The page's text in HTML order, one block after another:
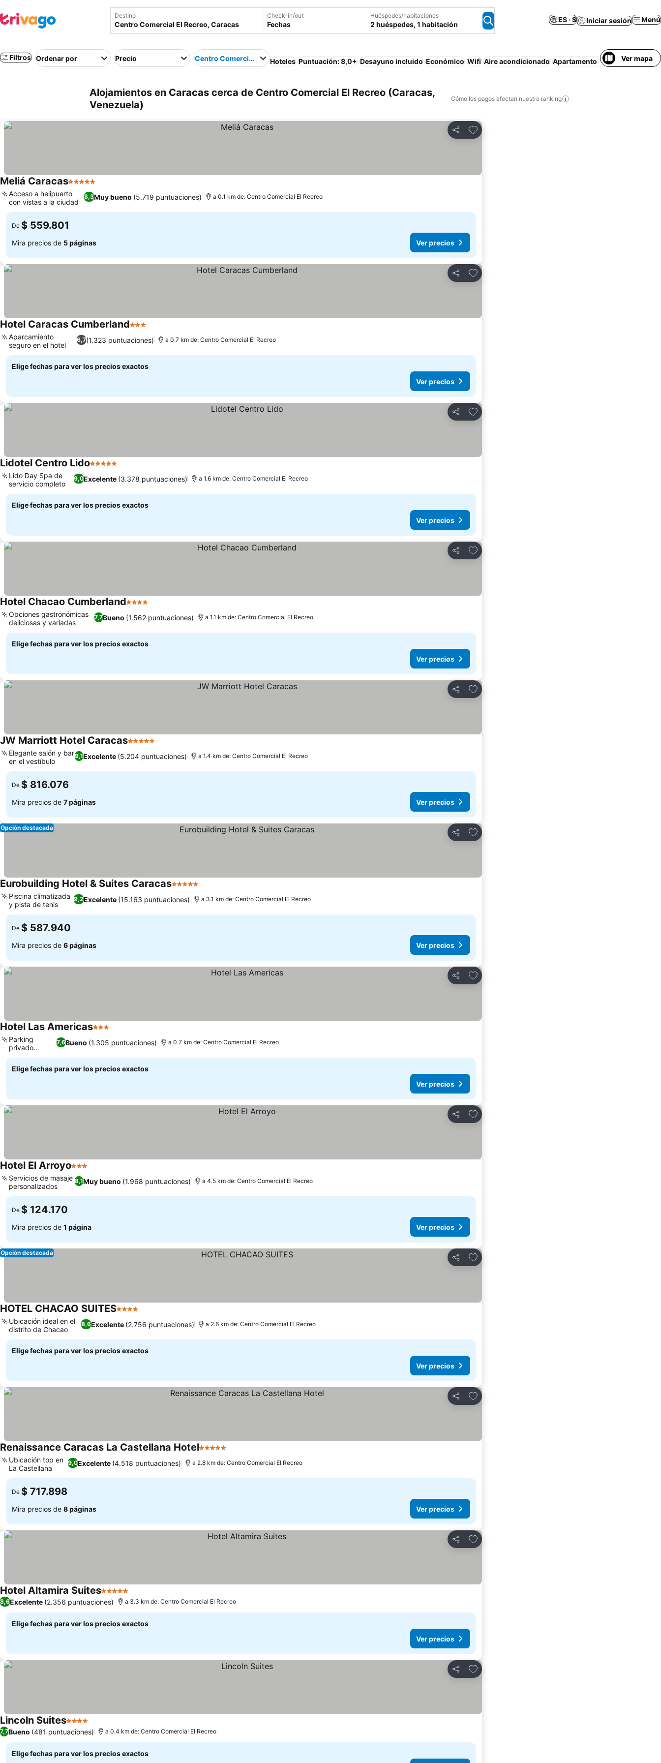
Destino Check-in/out
Fechas
Huéspedes/habitaciones
2 huéspedes, 1 habitación
ES · $ Iniciar sesión Menú
Filtros Ordenar por Precio Centro Comercial El Recreo
Hoteles Puntuación: 8,0+ Desayuno incluido Económico Wifi Aire acondicionado Apartamento amueblado No es
Ver mapa
Alojamientos en Caracas cerca de Centro Comercial El Recreo (Caracas,
Venezuela)
Cómo los pagos afectan nuestro ranking
Compartir
Agregar a favoritos
Meliá Caracas5 Estrellas
8,3Muy bueno (5.719 puntuaciones)
Acceso a helipuerto
con vistas a la ciudad
a 0.1 km de: Centro Comercial El Recreo
De $ 559.801
Mira precios de 5 páginas Ver precios
Compartir
Agregar a favoritos
Hotel Caracas Cumberland3 Estrellas
6,7(1.323 puntuaciones)
Aparcamiento
seguro en el hotel
a 0.7 km de: Centro Comercial El Recreo
Elige fechas para ver los precios exactos
Ver precios
Compartir
Agregar a favoritos
Lidotel Centro Lido5 Estrellas
9,0Excelente (3.378 puntuaciones)
Lido Day Spa de
servicio completo
a 1.6 km de: Centro Comercial El Recreo
Elige fechas para ver los precios exactos
Ver precios
Compartir
Agregar a favoritos
Hotel Chacao Cumberland4 Estrellas
7,7Bueno (1.562 puntuaciones)
Opciones gastronómicas
deliciosas y variadas
a 1.1 km de: Centro Comercial El Recreo
Elige fechas para ver los precios exactos
Ver precios
Compartir
Agregar a favoritos
JW Marriott Hotel Caracas5 Estrellas
9,1Excelente (5.204 puntuaciones)
Elegante salón y bar
en el vestíbulo
a 1.4 km de: Centro Comercial El Recreo
De $ 816.076
Mira precios de 7 páginas Ver precios
Compartir
Agregar a favoritos
Opción destacada
Eurobuilding Hotel & Suites Caracas5 Estrellas
9,2Excelente (15.163 puntuaciones)
Piscina climatizada
y pista de tenis
a 3.1 km de: Centro Comercial El Recreo
De $ 587.940
Mira precios de 6 páginas Ver precios
Compartir
Agregar a favoritos
Hotel Las Americas3 Estrellas
7,6Bueno (1.305 puntuaciones)
Parking
privado
seguro
a 0.7 km de: Centro Comercial El Recreo
Elige fechas para ver los precios exactos
Ver precios
Compartir
Agregar a favoritos
Hotel El Arroyo3 Estrellas
8,1Muy bueno (1.968 puntuaciones)
Servicios de masaje
personalizados
a 4.5 km de: Centro Comercial El Recreo
De $ 124.170
Mira precios de 1 página Ver precios
Compartir
Agregar a favoritos
Opción destacada
HOTEL CHACAO SUITES4 Estrellas
8,6Excelente (2.756 puntuaciones)
Ubicación ideal en el
distrito de Chacao
a 2.6 km de: Centro Comercial El Recreo
Elige fechas para ver los precios exactos
Ver precios
Compartir
Agregar a favoritos
Renaissance Caracas La Castellana Hotel5 Estrellas
9,0Excelente (4.518 puntuaciones)
Ubicación top en
La Castellana
a 2.8 km de: Centro Comercial El Recreo
De $ 717.898
Mira precios de 8 páginas Ver precios
Compartir
Agregar a favoritos
Hotel Altamira Suites5 Estrellas
8,6Excelente (2.356 puntuaciones) a 3.3 km de: Centro Comercial El Recreo
Elige fechas para ver los precios exactos
Ver precios
Compartir
Agregar a favoritos
Lincoln Suites4 EstrellasVer precios
7,7Bueno (481 puntuaciones) a 0.4 km de: Centro Comercial El Recreo
Elige fechas para ver los precios exactos